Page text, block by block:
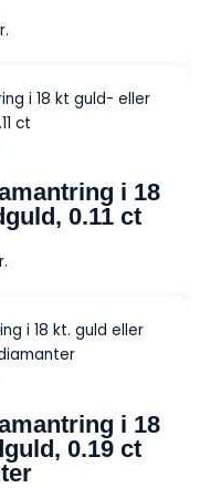
i 18
0.11 ct
i 18
0.19 ct